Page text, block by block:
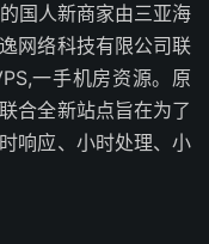
国人新商家由三亚海
网络科技有限公司联
一手机房资源。原
合全新站点旨在为了
响应、小时处理、小